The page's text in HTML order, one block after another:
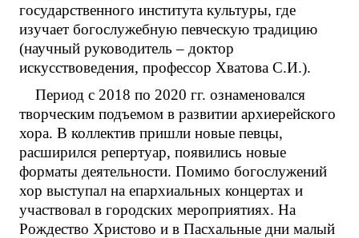
государственного института культуры, где
изучает богослужебную певческую традицию
(научный руководитель – доктор
искусствоведения, профессор Хватова С.И.).
Период с 2018 по 2020 гг. ознаменовался
творческим подъемом в развитии архиерейского
хора. В коллектив пришли новые певцы,
расширился репертуар, появились новые
форматы деятельности. Помимо богослужений
хор выступал на епархиальных концертах и
участвовал в городских мероприятиях. На
Рождество Христово и в Пасхальные дни малый